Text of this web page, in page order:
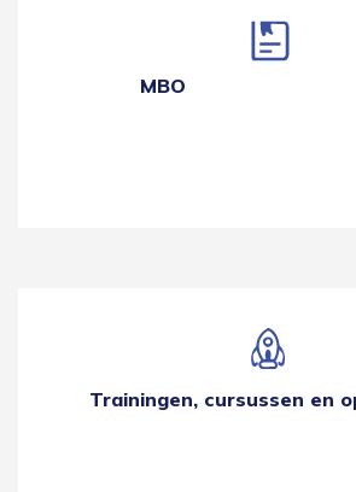
MBO
Trainingen, cursussen en